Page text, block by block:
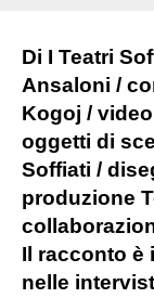
Di I Teatri
Ansaloni /
Kogoj /
oggetti di
Soffiati /
produzione
Il racconto è
nelle